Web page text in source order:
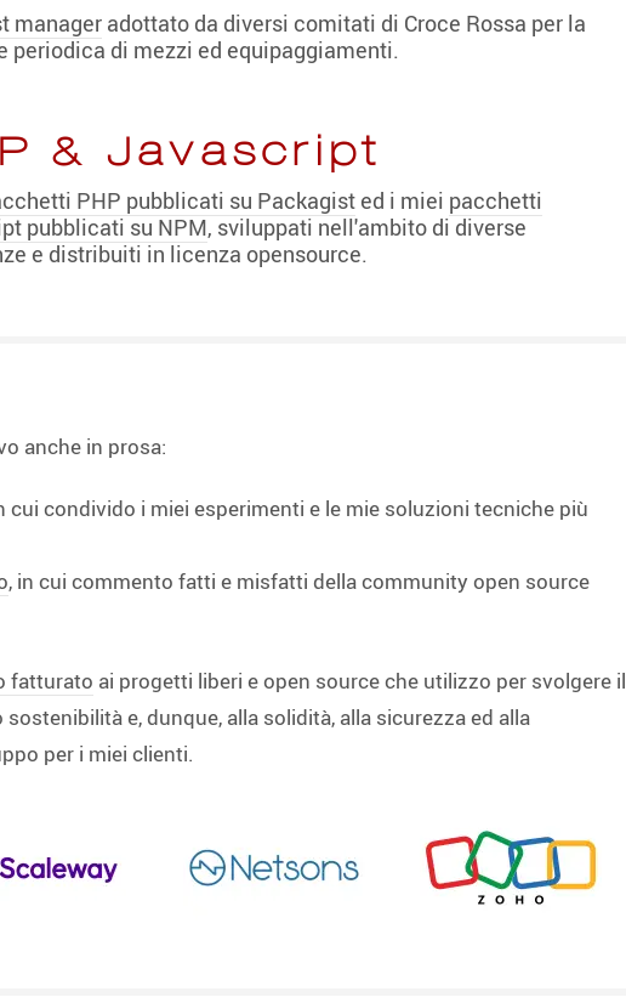
manager adottato da diversi comitati di Croce Rossa per la
periodica di mezzi ed equipaggiamenti.
& Javascript
PHP pubblicati su Packagist ed i miei pacchetti
pubblicati su NPM, sviluppati nell'ambito di diverse
e distribuiti in licenza opensource.
anche in prosa:
cui condivido i miei esperimenti e le mie soluzioni tecniche più
, in cui commento fatti e misfatti della community open source
fatturato ai progetti liberi e open source che utilizzo per svolgere il
e, dunque, alla solidità, alla sicurezza ed alla
per i miei clienti.